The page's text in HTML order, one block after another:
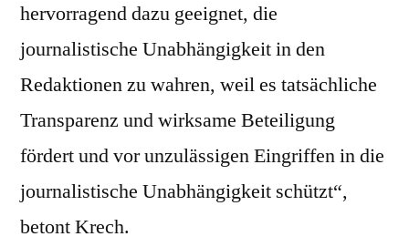
hervorragend dazu geeignet, die
journalistische Unabhängigkeit in den
Redaktionen zu wahren, weil es tatsächliche
Transparenz und wirksame Beteiligung
fördert und vor unzulässigen Eingriffen in die
journalistische Unabhängigkeit schützt“,
betont Krech.